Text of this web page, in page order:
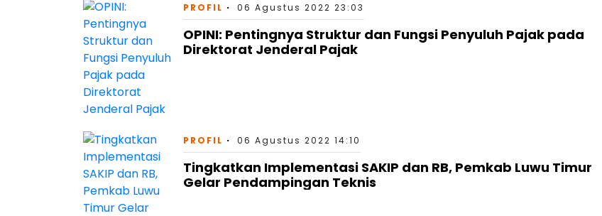
PROFIL 06 Agustus 2022 23:03
OPINI: Pentingnya Struktur dan Fungsi Penyuluh Pajak pada
Direktorat Jenderal Pajak
PROFIL 06 Agustus 2022 14:10
Tingkatkan Implementasi SAKIP dan RB, Pemkab Luwu Timur
Gelar Pendampingan Teknis